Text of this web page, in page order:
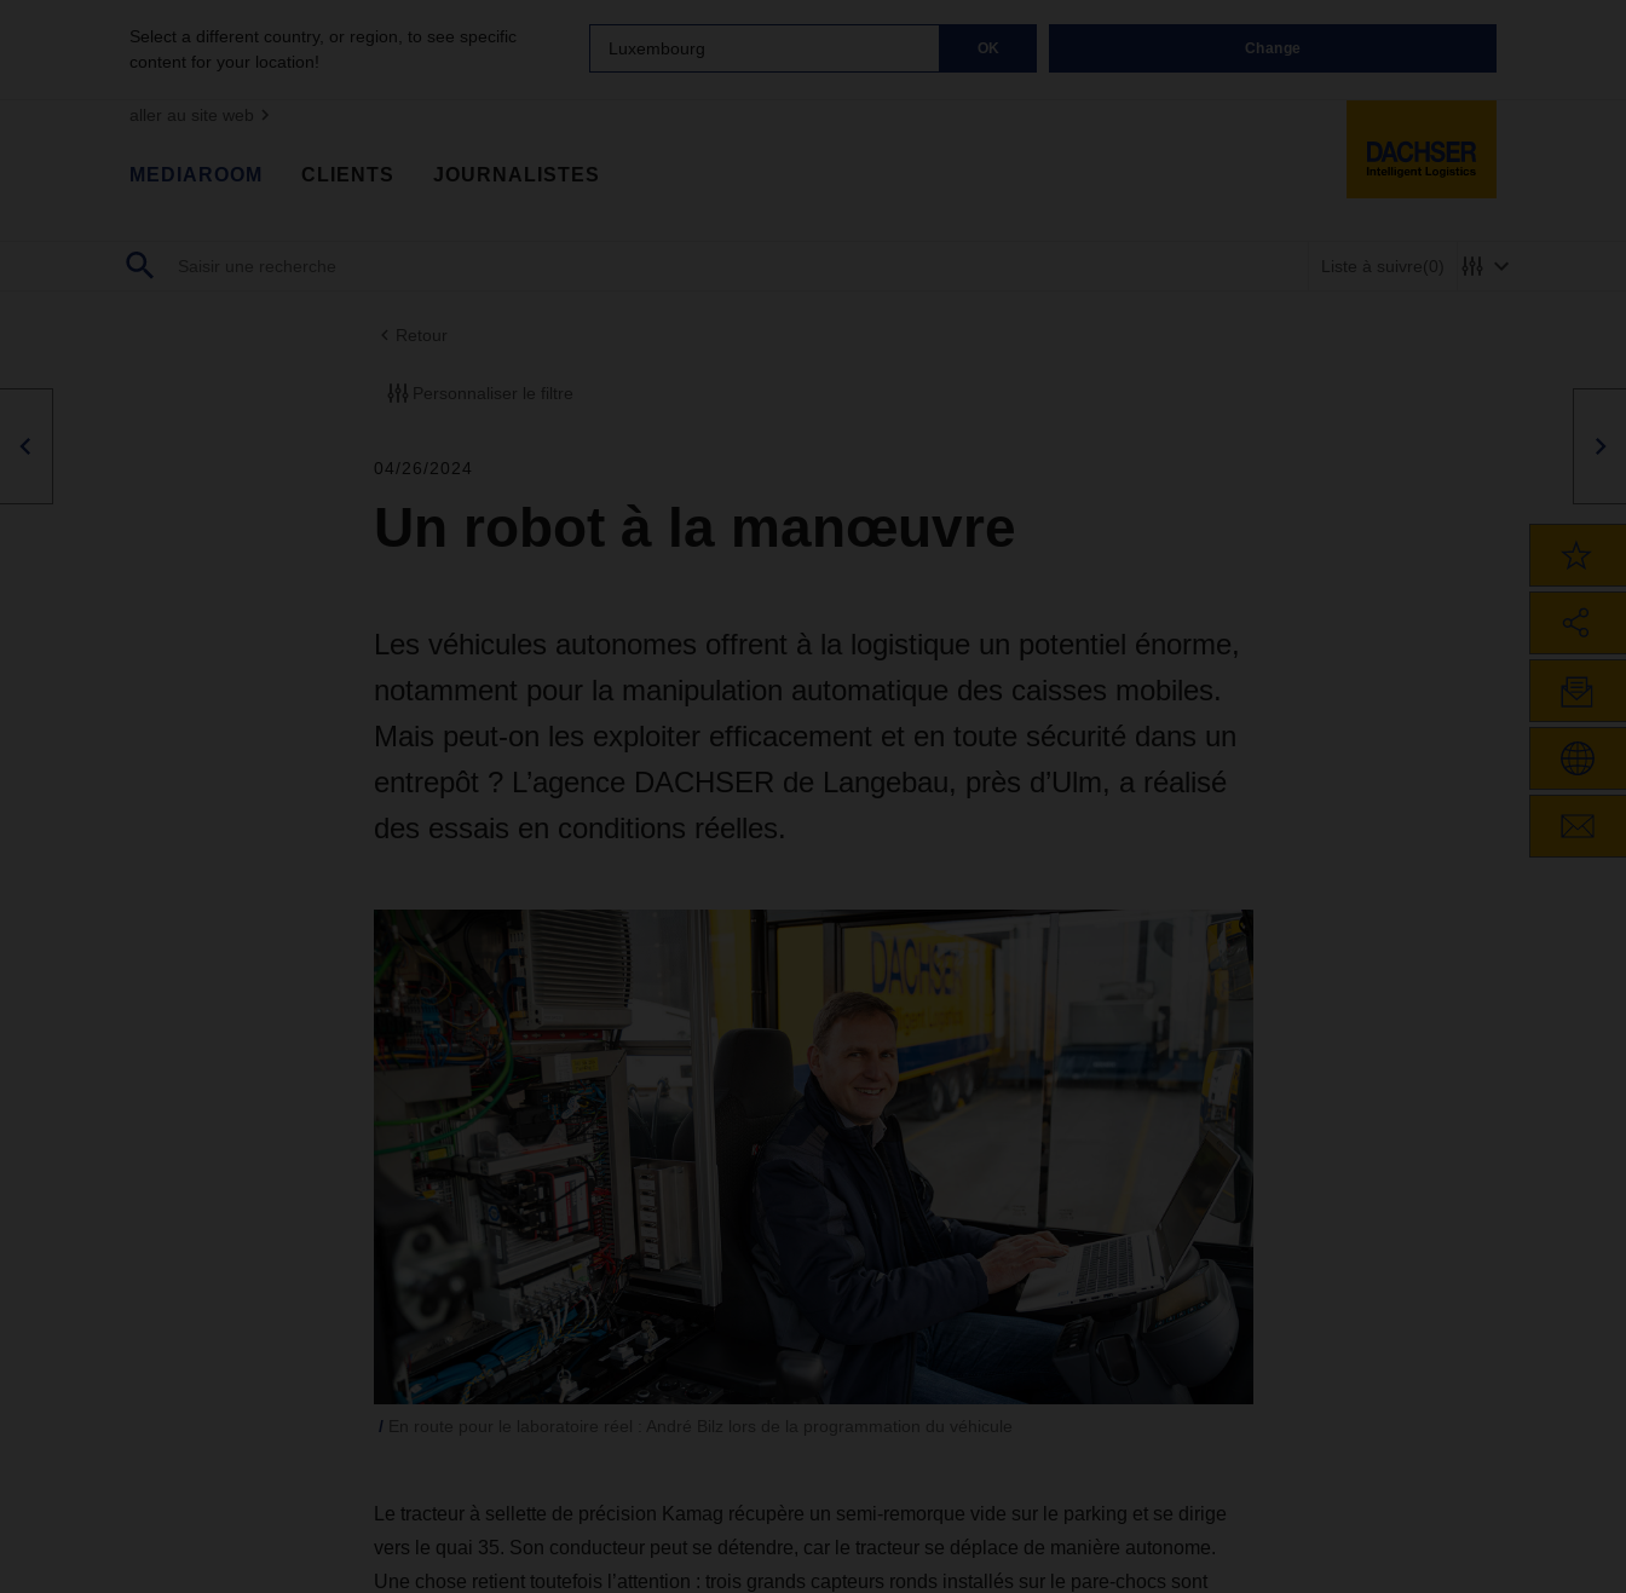
Select a different country, or region, to see specific
content for your location!
Luxembourg OK Change
aller au site web
MEDIAROOM CLIENTS JOURNALISTES
Liste à suivre(0)
Retour
Personnaliser le filtre
04/26/2024
Un robot à la manœuvre
Les véhicules autonomes offrent à la logistique un potentiel énorme,
notamment pour la manipulation automatique des caisses mobiles.
Mais peut-on les exploiter efficacement et en toute sécurité dans un
entrepôt ? L’agence DACHSER de Langebau, près d’Ulm, a réalisé
des essais en conditions réelles.
Le tracteur à sellette de précision Kamag récupère un semi-remorque vide sur le parking et se dirige
vers le quai 35. Son conducteur peut se détendre, car le tracteur se déplace de manière autonome.
Une chose retient toutefois l’attention : trois grands capteurs ronds installés sur le pare-chocs sont